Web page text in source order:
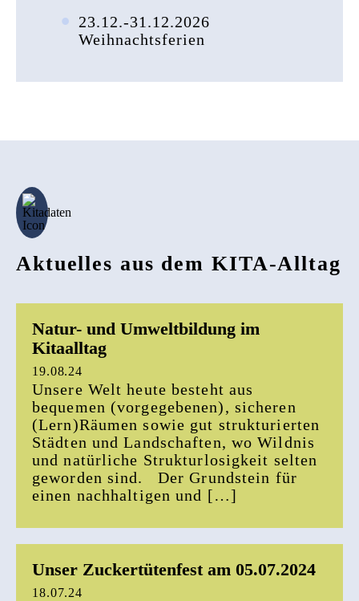
23.12.-31.12.2026
Weihnachtsferien
Aktuelles aus dem KITA-Alltag
Natur- und Umweltbildung im
Kitaalltag
19.08.24
Unsere Welt heute besteht aus
bequemen (vorgegebenen), sicheren
(Lern)Räumen sowie gut strukturierten
Städten und Landschaften, wo Wildnis
und natürliche Strukturlosigkeit selten
geworden sind. Der Grundstein für
einen nachhaltigen und […]
Unser Zuckertütenfest am 05.07.2024
18.07.24